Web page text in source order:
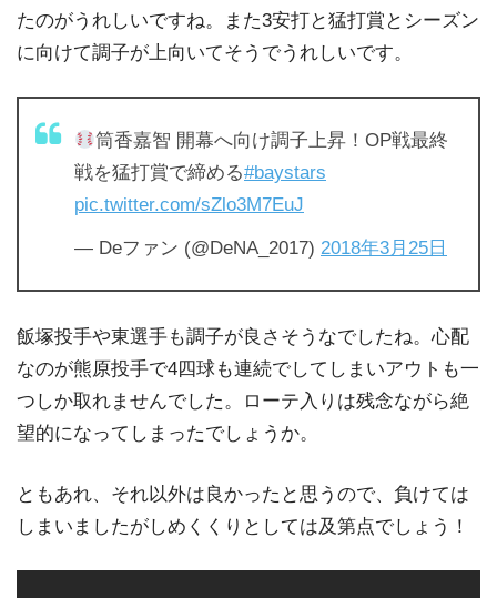
たのがうれしいですね。また3安打と猛打賞とシーズン
に向けて調子が上向いてそうでうれしいです。
筒香嘉智 開幕へ向け調子上昇！OP戦最終
戦を猛打賞で締める#baystars
pic.twitter.com/sZlo3M7EuJ
— Deファン (@DeNA_2017) 2018年3月25日
飯塚投手や東選手も調子が良さそうなでしたね。心配
なのが熊原投手で4四球も連続でしてしまいアウトも一
つしか取れませんでした。ローテ入りは残念ながら絶
望的になってしまったでしょうか。
ともあれ、それ以外は良かったと思うので、負けては
しまいましたがしめくくりとしては及第点でしょう！